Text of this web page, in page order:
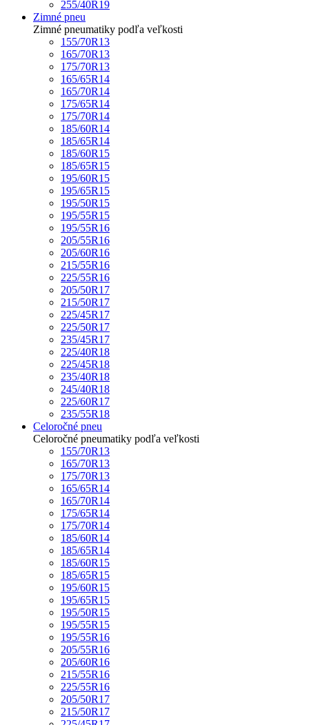
255/40R19
Zimné pneu
Zimné pneumatiky podľa veľkosti
155/70R13
165/70R13
175/70R13
165/65R14
165/70R14
175/65R14
175/70R14
185/60R14
185/65R14
185/60R15
185/65R15
195/60R15
195/65R15
195/50R15
195/55R15
195/55R16
205/55R16
205/60R16
215/55R16
225/55R16
205/50R17
215/50R17
225/45R17
225/50R17
235/45R17
225/40R18
225/45R18
235/40R18
245/40R18
225/60R17
235/55R18
Celoročné pneu
Celoročné pneumatiky podľa veľkosti
155/70R13
165/70R13
175/70R13
165/65R14
165/70R14
175/65R14
175/70R14
185/60R14
185/65R14
185/60R15
185/65R15
195/60R15
195/65R15
195/50R15
195/55R15
195/55R16
205/55R16
205/60R16
215/55R16
225/55R16
205/50R17
215/50R17